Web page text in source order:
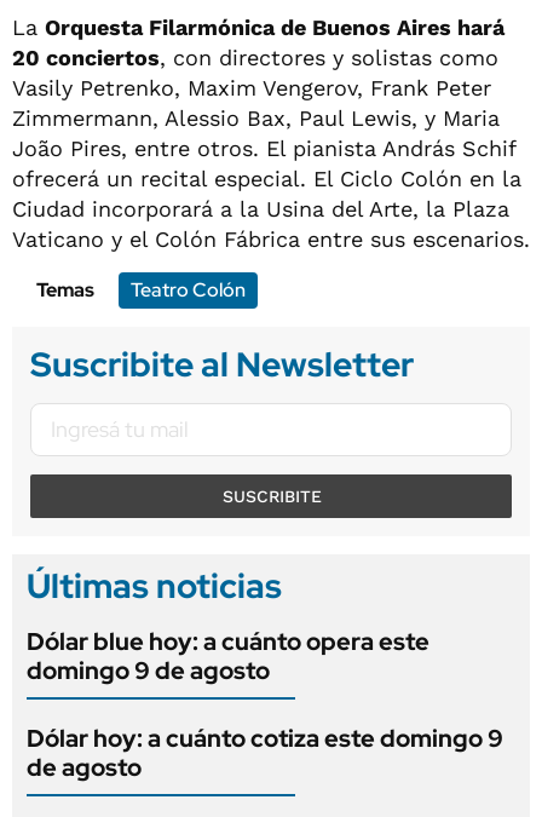
La Orquesta Filarmónica de Buenos Aires hará
20 conciertos, con directores y solistas como
Vasily Petrenko, Maxim Vengerov, Frank Peter
Zimmermann, Alessio Bax, Paul Lewis, y Maria
João Pires, entre otros. El pianista András Schif
ofrecerá un recital especial. El Ciclo Colón en la
Ciudad incorporará a la Usina del Arte, la Plaza
Vaticano y el Colón Fábrica entre sus escenarios.
Temas
Teatro Colón
Suscribite al Newsletter
SUSCRIBITE
Últimas noticias
Dólar blue hoy: a cuánto opera este
domingo 9 de agosto
Dólar hoy: a cuánto cotiza este domingo 9
de agosto